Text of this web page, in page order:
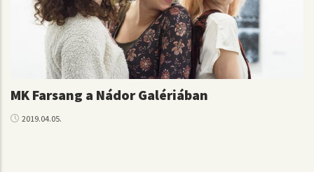
MK Farsang a Nádor Galériában
2019.04.05.